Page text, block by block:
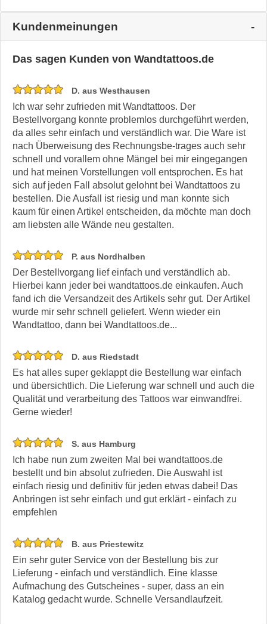
Kundenmeinungen
Das sagen Kunden von Wandtattoos.de
D. aus Westhausen
Ich war sehr zufrieden mit Wandtattoos. Der
Bestellvorgang konnte problemlos durchgeführt werden,
da alles sehr einfach und verständlich war. Die Ware ist
nach Überweisung des Rechnungsbe-trages auch sehr
schnell und vorallem ohne Mängel bei mir eingegangen
und hat meinen Vorstellungen voll entsprochen. Es hat
sich auf jeden Fall absolut gelohnt bei Wandtattoos zu
bestellen. Die Ausfall ist riesig und man konnte sich
kaum für einen Artikel entscheiden, da möchte man doch
am liebsten alle Wände neu gestalten.
P. aus Nordhalben
Der Bestellvorgang lief einfach und verständlich ab.
Hierbei kann jeder bei wandtattoos.de einkaufen. Auch
fand ich die Versandzeit des Artikels sehr gut. Der Artikel
wurde mir sehr schnell geliefert. Wenn wieder ein
Wandtattoo, dann bei Wandtattoos.de...
D. aus Riedstadt
Es hat alles super geklappt die Bestellung war einfach
und übersichtlich. Die Lieferung war schnell und auch die
Qualität und verarbeitung des Tattoos war einwandfrei.
Gerne wieder!
S. aus Hamburg
Ich habe nun zum zweiten Mal bei wandtattoos.de
bestellt und bin absolut zufrieden. Die Auswahl ist
einfach riesig und definitiv für jeden etwas dabei! Das
Anbringen ist sehr einfach und gut erklärt - einfach zu
empfehlen
B. aus Priestewitz
Ein sehr guter Service von der Bestellung bis zur
Lieferung - einfach und verständlich. Eine klasse
Aufmachung des Gutscheines - super, dass an ein
Katalog gedacht wurde. Schnelle Versandlaufzeit.